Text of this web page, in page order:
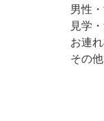
男性
見学
お連
その